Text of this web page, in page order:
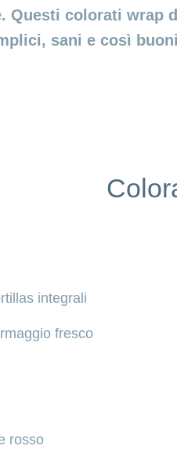
Questi colorati wrap
sani e così
integrali
fresco
rosso